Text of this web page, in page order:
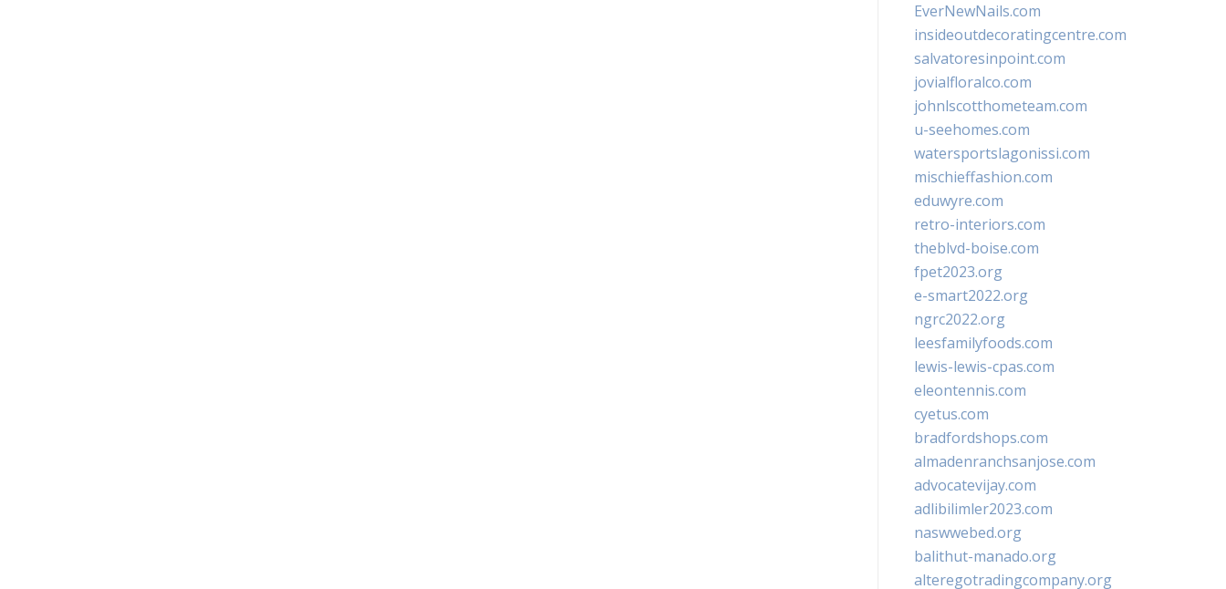
EverNewNails.com
insideoutdecoratingcentre.com
salvatoresinpoint.com
jovialfloralco.com
johnlscotthometeam.com
u-seehomes.com
watersportslagonissi.com
mischieffashion.com
eduwyre.com
retro-interiors.com
theblvd-boise.com
fpet2023.org
e-smart2022.org
ngrc2022.org
leesfamilyfoods.com
lewis-lewis-cpas.com
eleontennis.com
cyetus.com
bradfordshops.com
almadenranchsanjose.com
advocatevijay.com
adlibilimler2023.com
naswwebed.org
balithut-manado.org
alteregotradingcompany.org